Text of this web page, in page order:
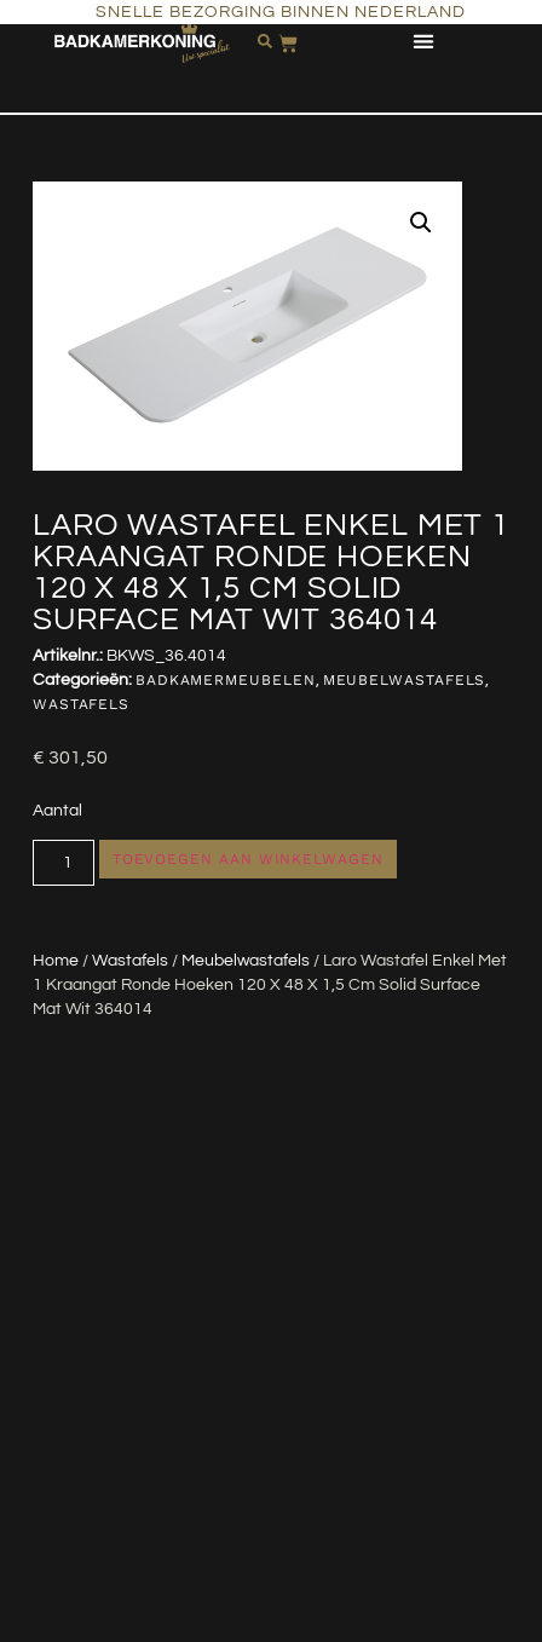
SNELLE BEZORGING BINNEN NEDERLAND
LARO WASTAFEL ENKEL MET 1
KRAANGAT RONDE HOEKEN
120 X 48 X 1,5 CM SOLID
SURFACE MAT WIT 364014
Home/ Wastafels/ Meubelwastafels/ Laro Wastafel Enkel Met
1 Kraangat Ronde Hoeken 120 X 48 X 1,5 Cm Solid Surface
Mat Wit 364014
Artikelnr.: BKWS_36.4014
Categorieën: BADKAMERMEUBELEN, MEUBELWASTAFELS,
WASTAFELS
€ 301,50
Aantal
TOEVOEGEN AAN WINKELWAGEN